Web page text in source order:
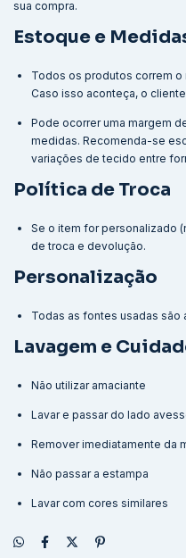
sua compra.
Estoque e
Todos os produtos correm
Caso isso aconteça, o
Pode ocorrer uma margem
medidas. Recomenda-se
variações de tecido entre
Política de Troca
Se o item for personalizado
de troca e devolução.
Personalização
Todas as fontes usadas
Lavagem e
Não utilizar amaciante
Lavar e passar do lado
Remover imediatamente da
Não passar a estampa
Lavar com cores similares